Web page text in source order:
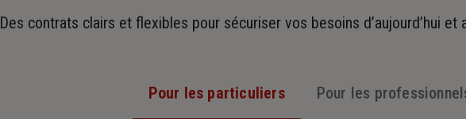
Des contrats clairs et flexibles pour sécuriser vos besoins d’aujourd’hui et
Pour les particuliers Pour les